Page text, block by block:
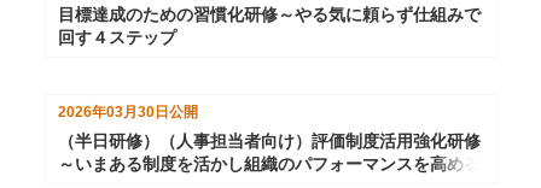
目標達成のための習慣化研修～やる気に頼らず仕組みで
回す４ステップ
2026年03月30日 公開
（半日研修）（人事担当者向け）評価制度活用強化研修
～いまある制度を活かし組織のパフォーマンスを高める